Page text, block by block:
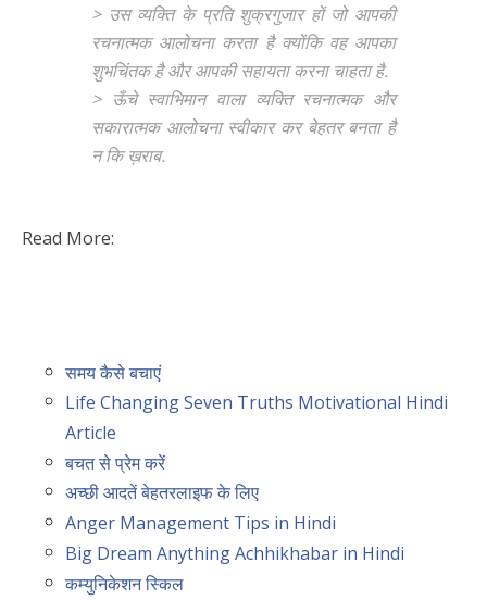
> उस व्यक्ति के प्रति शुक्रगुजार हों जो आपकी
रचनात्मक आलोचना करता है क्योंकि वह आपका
शुभचिंतक है और आपकी सहायता करना चाहता है.
> ऊँचे स्वाभिमान वाला व्यक्ति रचनात्मक और
सकारात्मक आलोचना स्वीकार कर बेहतर बनता है
न कि ख़राब.
Read More:
समय कैसे बचाएं
Life Changing Seven Truths Motivational Hindi
Article
बचत से प्रेम करें
अच्छी आदतें बेहतरलाइफ के लिए
Anger Management Tips in Hindi
Big Dream Anything Achhikhabar in Hindi
कम्युनिकेशन स्किल